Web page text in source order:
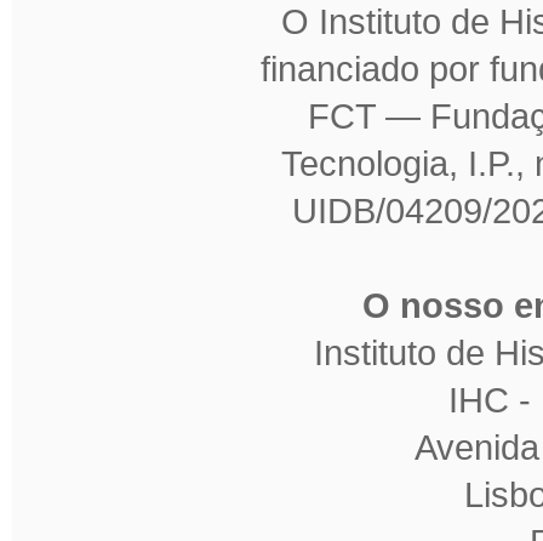
O Instituto de
financiado por
FCT —
Tecnologia,
UIDB/04209/
O nosso
Instituto de
IHC -